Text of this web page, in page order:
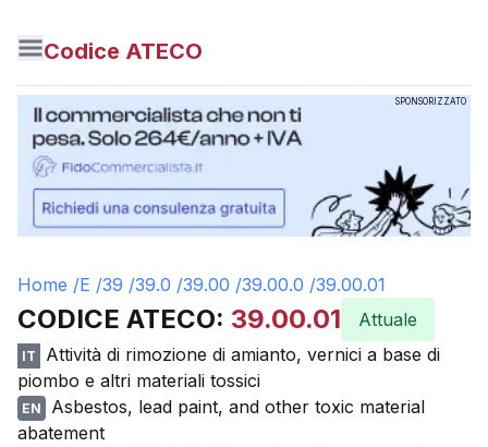
Codice ATECO
SPONSORIZZATO
Home /E /39 /39.0 /39.00 /39.00.0 /39.00.01
CODICE ATECO: 39.00.01 Attuale
IT
Attività di rimozione di amianto, vernici a base di
piombo e altri materiali tossici
EN
Asbestos, lead paint, and other toxic material
abatement